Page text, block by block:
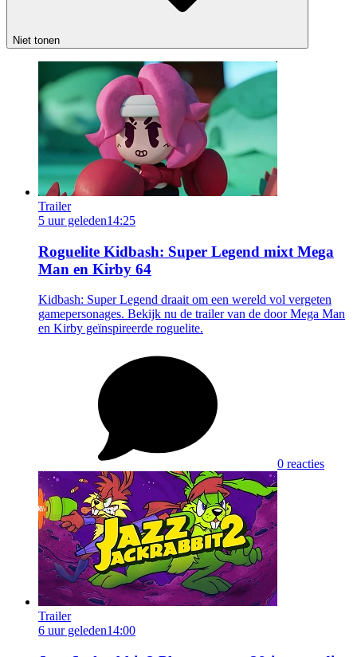
Niet tonen
Trailer
5 uur geleden14:25
Roguelite Kidbash: Super Legend mixt Mega
Man en Kirby 64
Kidbash: Super Legend draait om een wereld vol vergeten
gamepersonages. Bekijk nu de trailer van de door Mega Man
en Kirby geïnspireerde roguelite.
0 reacties
Trailer
6 uur geleden14:00